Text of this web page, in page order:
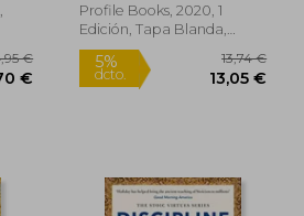
Profile Books, 2020, 1
Edición, Tapa Blanda,
Nuevo